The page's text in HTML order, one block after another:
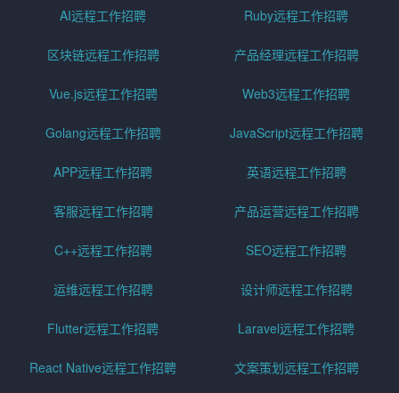
AI远程工作招聘 Ruby远程工作招聘
区块链远程工作招聘 产品经理远程工作招聘
Vue.js远程工作招聘 Web3远程工作招聘
Golang远程工作招聘 JavaScript远程工作招聘
APP远程工作招聘 英语远程工作招聘
客服远程工作招聘 产品运营远程工作招聘
C++远程工作招聘 SEO远程工作招聘
运维远程工作招聘 设计师远程工作招聘
Flutter远程工作招聘 Laravel远程工作招聘
React Native远程工作招聘 文案策划远程工作招聘